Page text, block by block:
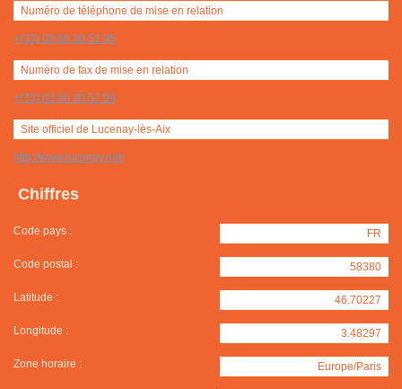
Numéro de téléphone de mise en relation
+(33) 03 86 30 51 95
Numéro de fax de mise en relation
+(33) 03 86 30 52 99
Site officiel de Lucenay-lès-Aix
http://www.lucenay.net/
Chiffres
Code pays : FR
Code postal : 58380
Latitude : 46.70227
Longitude : 3.48297
Zone horaire : Europe/Paris